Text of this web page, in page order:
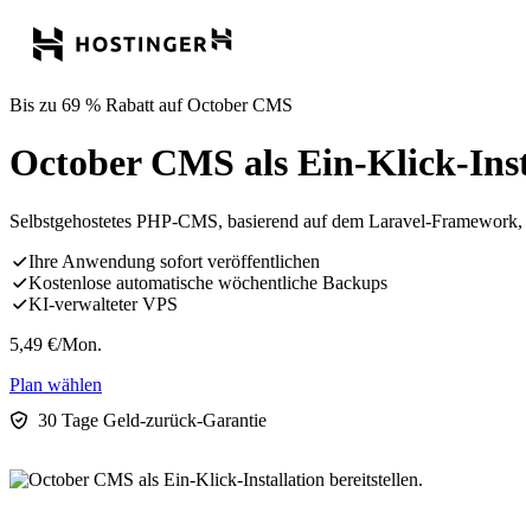
Bis zu 69 % Rabatt auf October CMS
October CMS als Ein-Klick-
Selbstgehostetes PHP-CMS, basierend auf dem Laravel-
Ihre Anwendung sofort veröffentlichen
Kostenlose automatische wöchentliche Backups
KI-verwalteter VPS
5,49 €/Mon.
Plan wählen
30 Tage Geld-zurück-Garantie